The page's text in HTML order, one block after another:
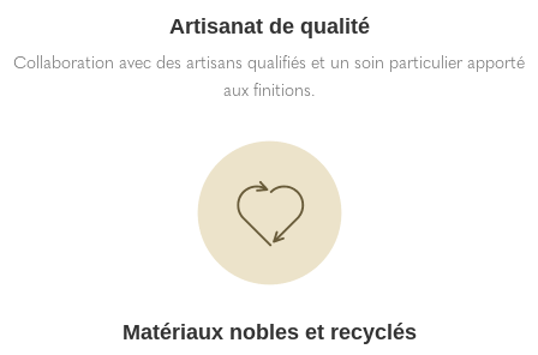
Artisanat de qualité
Collaboration avec des artisans qualifiés et un soin particulier apporté
aux finitions.
Matériaux nobles et recyclés